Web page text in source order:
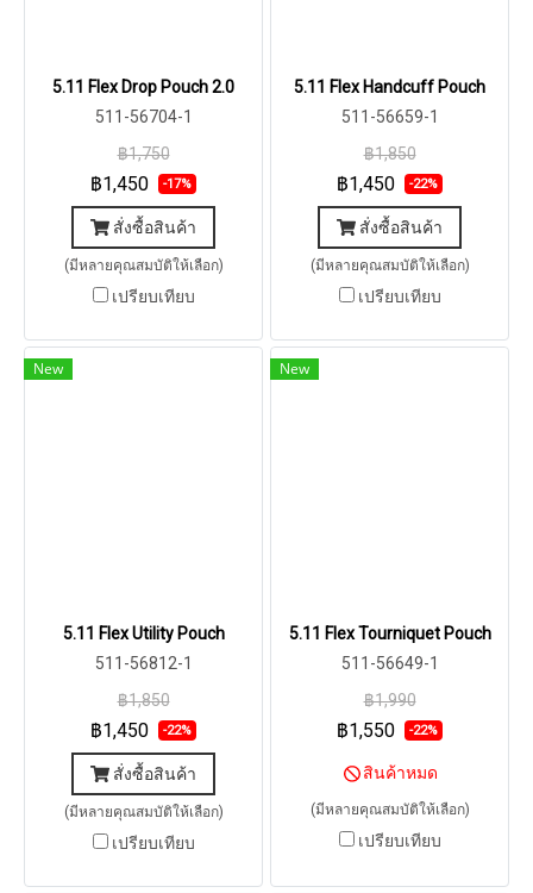
5.11 Flex Drop Pouch 2.0
511-56704-1
฿1,750
฿1,450 -17%
สั่งซื้อสินค้า
(มีหลายคุณสมบัติให้เลือก)
เปรียบเทียบ
5.11 Flex Handcuff Pouch
511-56659-1
฿1,850
฿1,450 -22%
สั่งซื้อสินค้า
(มีหลายคุณสมบัติให้เลือก)
เปรียบเทียบ
New
5.11 Flex Utility Pouch
511-56812-1
฿1,850
฿1,450 -22%
สั่งซื้อสินค้า
(มีหลายคุณสมบัติให้เลือก)
เปรียบเทียบ
New
5.11 Flex Tourniquet Pouch
511-56649-1
฿1,990
฿1,550 -22%
สินค้าหมด
(มีหลายคุณสมบัติให้เลือก)
เปรียบเทียบ